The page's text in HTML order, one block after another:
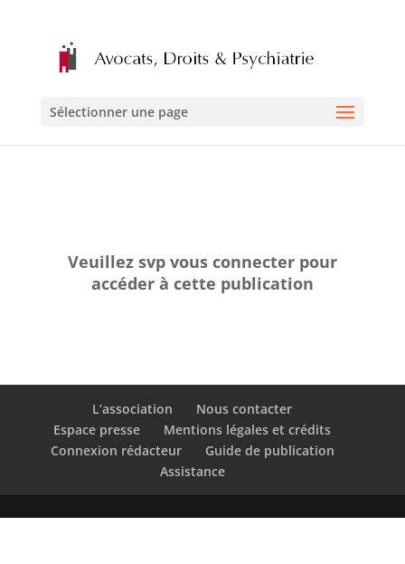
Sélectionner une page
Veuillez svp vous connecter pour
accéder à cette publication
L’association
Nous contacter
Espace presse
Mentions légales et crédits
Connexion rédacteur
Guide de publication
Assistance